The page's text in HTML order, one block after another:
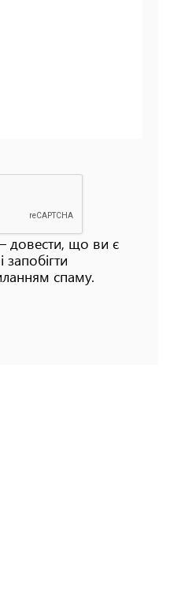
довести, що ви є
спаму.